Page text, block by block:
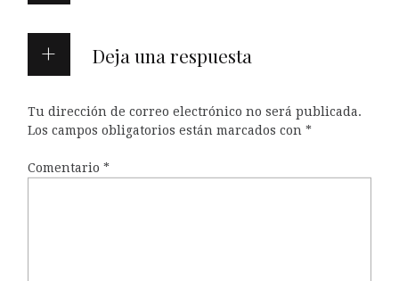
Deja una respuesta
Tu dirección de correo electrónico no será publicada.
Los campos obligatorios están marcados con *
Comentario *